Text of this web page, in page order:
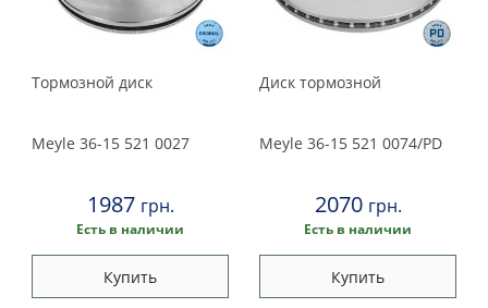
Тормозной диск
Meyle 36-15 521 0027
1987 грн.
Есть в наличии
Купить
Диск тормозной
Meyle 36-15 521 0074/PD
2070 грн.
Есть в наличии
Купить